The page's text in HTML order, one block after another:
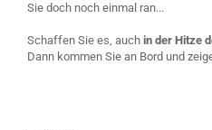
Sie doch noch einmal ran...
Schaffen Sie es, auch in der Hitze
Dann kommen Sie an Bord und